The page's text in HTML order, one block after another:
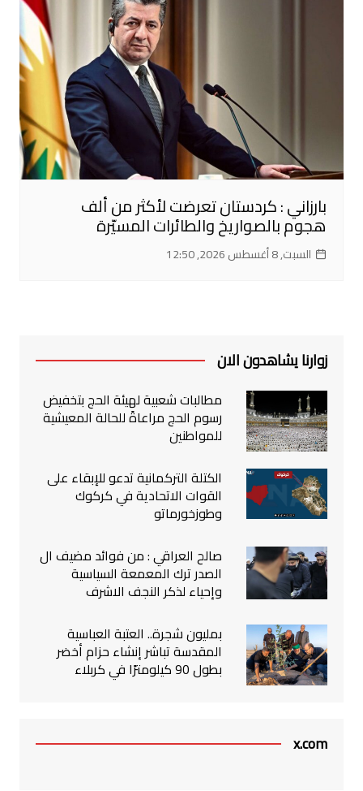
بارزاني : كردستان تعرضت لأكثر من ألف
هجوم بالصواريخ والطائرات المسيّرة
السبت, 8 أغسطس 2026, 12:50
زوارنا يشاهدون الان
مطالبات شعبية لهيئة الحج بتخفيض
رسوم الحج مراعاةً للحالة المعيشية
للمواطنين
الكتلة التركمانية تدعو للإبقاء على
القوات الاتحادية في كركوك
وطوزخورماتو
صالح العراقي : من فوائد مضيف ال
الصدر ترك المعمعة السياسية
وإحياء لذكر النجف الاشرف
بمليون شجرة.. العتبة العباسية
المقدسة تباشر إنشاء حزام أخضر
بطول 90 كيلومترًا في كربلاء
x.com